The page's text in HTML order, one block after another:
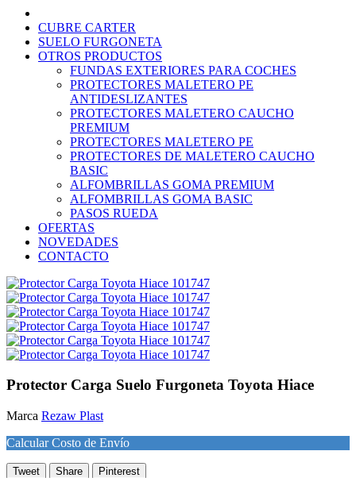
CUBRE CARTER
SUELO FURGONETA
OTROS PRODUCTOS
FUNDAS EXTERIORES PARA COCHES
PROTECTORES MALETERO PE
ANTIDESLIZANTES
PROTECTORES MALETERO CAUCHO
PREMIUM
PROTECTORES MALETERO PE
PROTECTORES DE MALETERO CAUCHO
BASIC
ALFOMBRILLAS GOMA PREMIUM
ALFOMBRILLAS GOMA BASIC
PASOS RUEDA
OFERTAS
NOVEDADES
CONTACTO
Protector Carga Suelo Furgoneta Toyota Hiace
Marca Rezaw Plast
Calcular Costo de Envío
Tweet Share Pinterest